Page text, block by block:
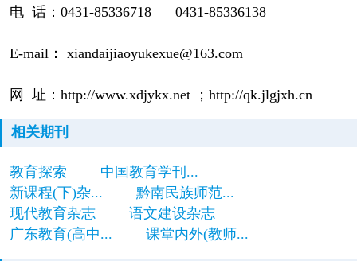
电 话：0431-85336718 0431-85336138
E-mail： xiandaijiaoyukexue@163.com
网 址：http://www.xdjykx.net ；http://qk.jlgjxh.cn
相关期刊
教育探索
中国教育学刊...
新课程(下)杂...
黔南民族师范...
现代教育杂志
语文建设杂志
广东教育(高中...
课堂内外(教师...